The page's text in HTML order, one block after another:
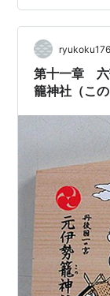
「川梅」に到
しました。と
いたとのこと
しみにしてい
第十一章 六
籠神社（この